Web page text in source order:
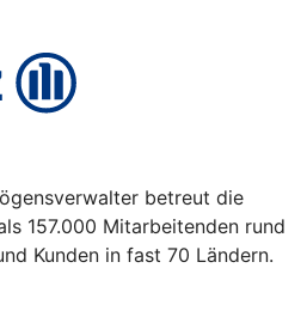
betreut die
157.000 Mitarbeitenden rund
Kunden in fast 70 Ländern.